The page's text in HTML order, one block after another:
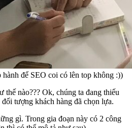
để SEO coi có lên top không :))
thế nào??? Ok, chúng ta đang thiếu
tượng khách hàng đã chọn lựa.
gì. Trong gia đoạn này có 2 công